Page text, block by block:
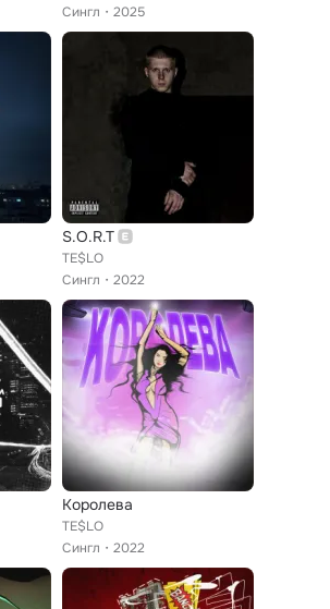
Сингл
2025
S.O.R.T
TE$LO
Сингл
2022
Королева
TE$LO
Сингл
2022